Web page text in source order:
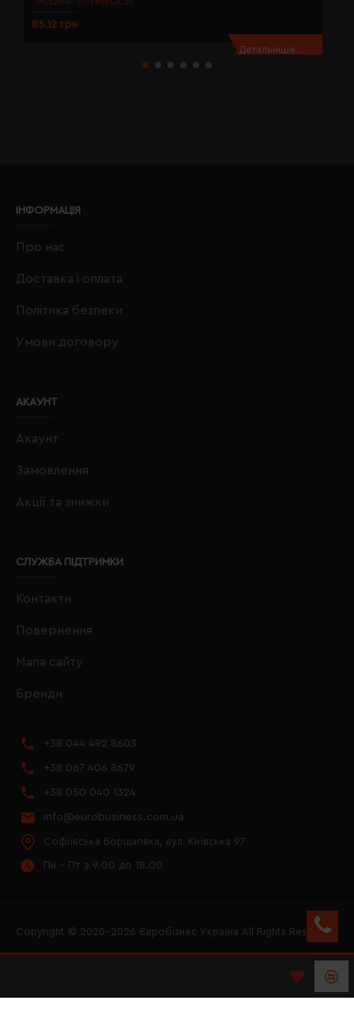
85.12 грн
Детальніше...
ІНФОРМАЦІЯ
Про нас
Доставка і оплата
Політика безпеки
Умови договору
АКАУНТ
Акаунт
Замовлення
Акції та знижки
СЛУЖБА ПІДТРИМКИ
Контакти
Повернення
Мапа сайту
Бренди
+38 044 492 8603
+38 067 406 8679
+38 050 040 1324
info@eurobusiness.com.ua
Софіївська Борщагівка, вул. Київська 97
Пн - Пт з 9.00 до 18.00
Copyright © 2020–2026 Євробізнес Україна All Rights Reserved
LOGO ЄВРОБІЗНЕС